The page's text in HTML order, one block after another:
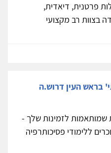
פרטנית, דיאדית,
בצוות רב מקצועי
בראש העין דרוש.ה
שמותאמות לזמינות שלך -
ללימודי פסיכותרפיה